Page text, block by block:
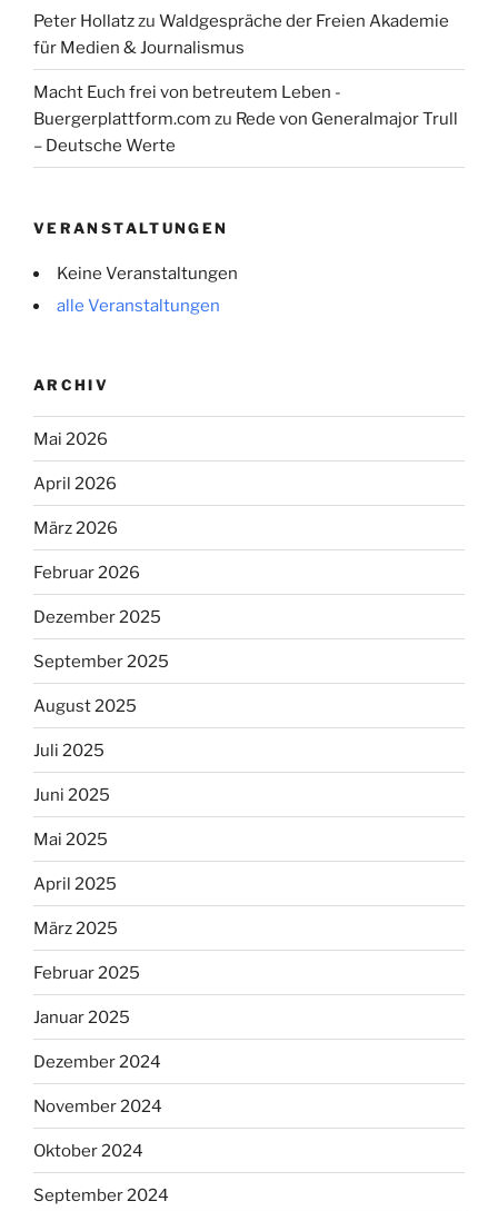
Peter Hollatzzu Waldgespräche der Freien Akademie
für Medien & Journalismus
Macht Euch frei von betreutem Leben -
Buergerplattform.com zu Rede von Generalmajor Trull
– Deutsche Werte
VERANSTALTUNGEN
Keine Veranstaltungen
alle Veranstaltungen
ARCHIV
Mai 2026
April 2026
März 2026
Februar 2026
Dezember 2025
September 2025
August 2025
Juli 2025
Juni 2025
Mai 2025
April 2025
März 2025
Februar 2025
Januar 2025
Dezember 2024
November 2024
Oktober 2024
September 2024